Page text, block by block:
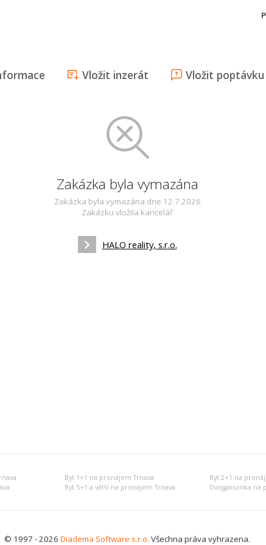
Vložit inzerát Vložit poptávku
Zakázka byla vymazána
Zakázka byla vymazána dne 12.7.2026
Zakázku vložila kancelář
HALO reality, s.r.o.
Byt 1+1 na pronájem Trnava Byt 2+1 na
Byt 5+1 a větší na pronájem Trnava Dvojgarsonka na
© 1997 - 2026 Diadema Software s.r.o. Všechna práva vyhrazena.